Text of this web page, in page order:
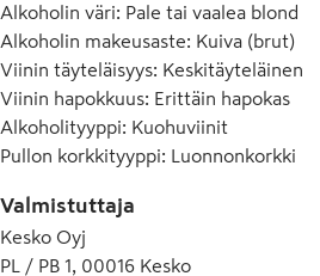
Alkoholin väri: Pale tai vaalea blond
Alkoholin makeusaste: Kuiva (brut)
Viinin täyteläisyys: Keskitäyteläinen
Viinin hapokkuus: Erittäin hapokas
Alkoholityyppi: Kuohuviinit
Pullon korkkityyppi: Luonnonkorkki
Valmistuttaja
Kesko Oyj
PL / PB 1, 00016 Kesko